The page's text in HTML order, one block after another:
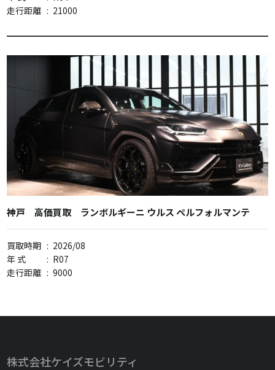
走行距離 : 21000
神戸 高価買取 ランボルギーニ ウルス ペルフォルマンテ
買取時期 : 2026/08
年 式
: R07
走行距離 : 9000
株式会社ケイズモビリティ